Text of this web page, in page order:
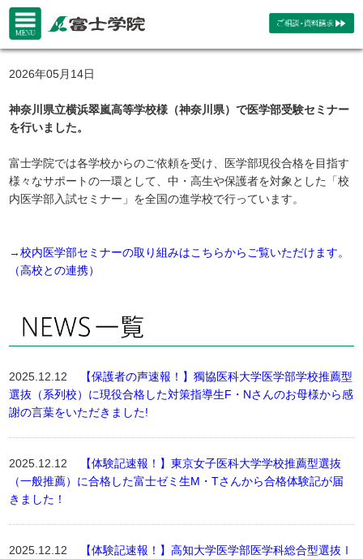
2026年05月14日
神奈川県立横浜翠嵐高等学校様（神奈川県）で医学部受験セミナー
を行いました。
富士学院では各学校からのご依頼を受け、医学部現役合格を目指す
様々なサポートの一環として、中・高生や保護者を対象とした「校
内医学部入試セミナー」を全国の進学校で行っています。
→校内医学部セミナーの取り組みはこちらからご覧いただけます。
（高校との連携）
2025.12.12
【保護者の声速報！】獨協医科大学医学部学校推薦型
選抜（系列校）に現役合格した対策指導生F・Nさんのお母様から感
謝の言葉をいただきました!
2025.12.12
【体験記速報！】東京女子医科大学学校推薦型選抜
（一般推薦）に合格した富士ゼミ生M・Tさんから合格体験記が届
きました！
2025.12.12
【体験記速報！】高知大学医学部医学科総合型選抜Ⅰ